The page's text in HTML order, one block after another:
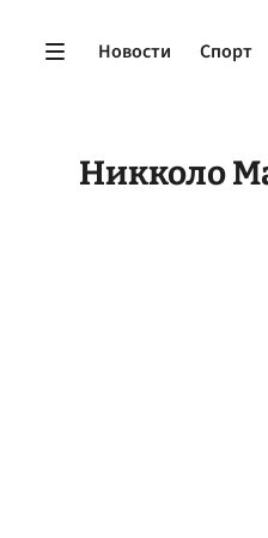
Новости Спорт
Никколо